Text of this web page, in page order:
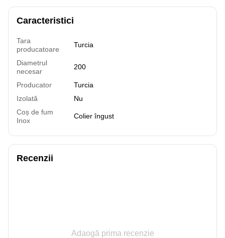
Caracteristici
Tara
producatoare
Turcia
Diametrul
necesar
200
Producator
Turcia
Izolată
Nu
Coș de fum
Inox
Colier îngust
Recenzii
Adaogă prima recenzie